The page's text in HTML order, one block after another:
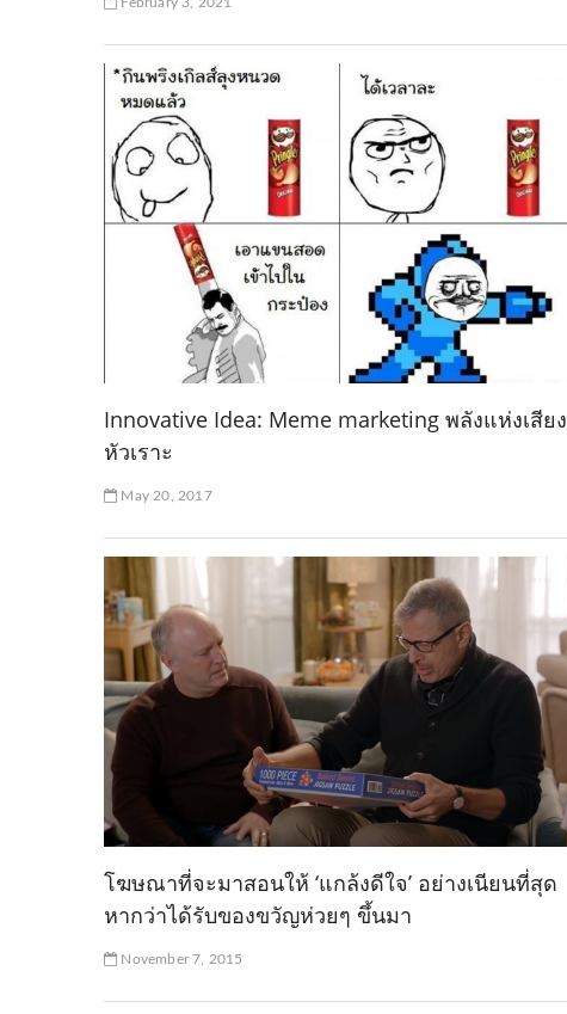
Innovative Idea: Meme marketing พลังแห่งเสียง
หัวเราะ
May 20, 2017
โฆษณาที่จะมาสอนให้ ‘แกล้งดีใจ’ อย่างเนียนที่สุด
หากว่าได้รับของขวัญห่วยๆ ขึ้นมา
November 7, 2015